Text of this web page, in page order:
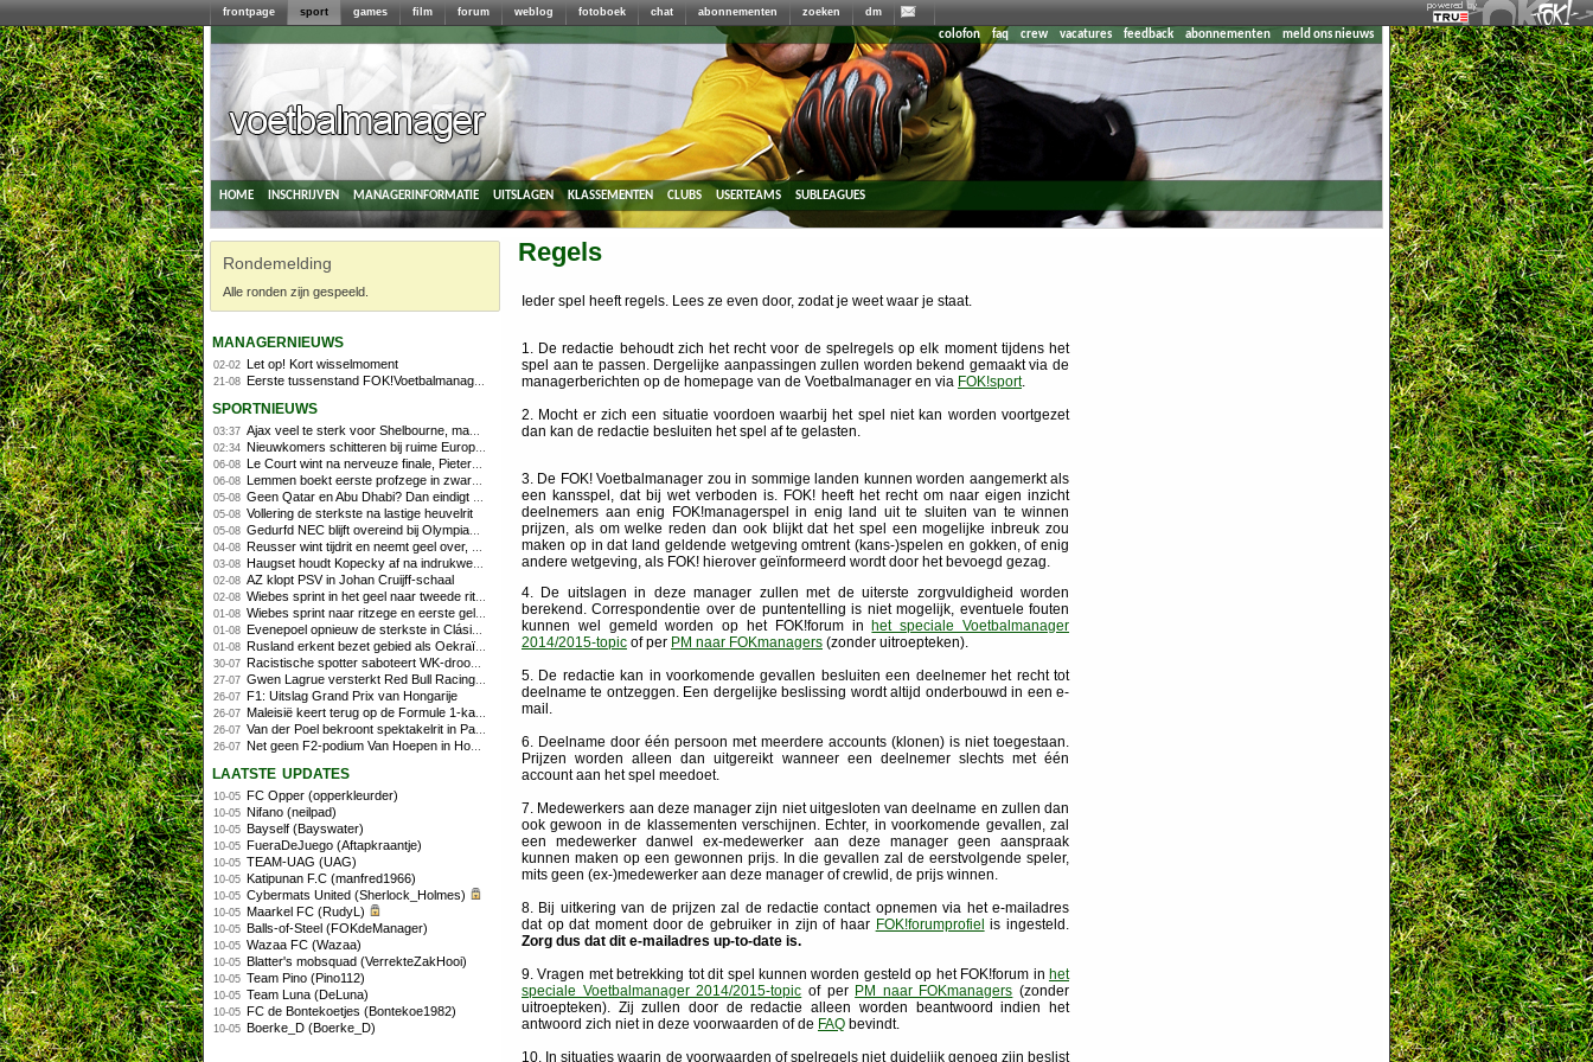
frontpage sport games film forum weblog fotoboek chat abonnementen zoeken dm
colofon faq crew vacatures feedback abonnementen meld ons nieuws
home inschrijven managerinformatie uitslagen klassementen clubs userteams subleagues
Rondemelding
Alle ronden zijn gespeeld.
managernieuws
02-02 Let op! Kort wisselmoment
21-08 Eerste tussenstand FOK!Voetbalmanager 2014/2015
sportnieuws
03:37 Ajax veel te sterk voor Shelbourne, maar houdt schade beperkt
02:34 Nieuwkomers schitteren bij ruime Europese zege FC Twente
06-08 Le Court wint na nerveuze finale, Pieterse derde
06-08 Lemmen boekt eerste profzege in zware Ronde van Polen-rit
05-08 Geen Qatar en Abu Dhabi? Dan eindigt Formule 1-seizoen mogelijk in Europa
05-08 Vollering de sterkste na lastige heuvelrit
05-08 Gedurfd NEC blijft overeind bij Olympiakos
04-08 Reusser wint tijdrit en neemt geel over, Nooijen knap tweede
03-08 Haugset houdt Kopecky af na indrukwekkende solo van 86 kilometer
02-08 AZ klopt PSV in Johan Cruijff-schaal
02-08 Wiebes sprint in het geel naar tweede ritzege
01-08 Wiebes sprint naar ritzege en eerste gele trui in Tour Femmes
01-08 Evenepoel opnieuw de sterkste in Clásica San Sebastián
01-08 Rusland erkent bezet gebied als Oekraïens voor opheffing IOC-schorsing
30-07 Racistische spotter saboteert WK-droom van powerliftster
27-07 Gwen Lagrue versterkt Red Bull Racing vanaf 2027
26-07 F1: Uitslag Grand Prix van Hongarije
26-07 Maleisië keert terug op de Formule 1-kalender in 2026
26-07 Van der Poel bekroont spektakelrit in Parijs met nipte zege; eindzege Pogacar
26-07 Net geen F2-podium Van Hoepen in Hongarije, Leon maakt indruk
laatste updates
10-05 FC Opper (opperkleurder)
10-05 Nifano (neilpad)
10-05 Bayself (Bayswater)
10-05 FueraDeJuego (Aftapkraantje)
10-05 TEAM-UAG (UAG)
10-05 Katipunan F.C (manfred1966)
10-05 Cybermats United (Sherlock_Holmes)
10-05 Maarkel FC (RudyL)
10-05 Balls-of-Steel (FOKdeManager)
10-05 Wazaa FC (Wazaa)
10-05 Blatter's mobsquad (VerrekteZakHooi)
10-05 Team Pino (Pino112)
10-05 Team Luna (DeLuna)
10-05 FC de Bontekoetjes (Bontekoe1982)
10-05 Boerke_D (Boerke_D)
Regels
Ieder spel heeft regels. Lees ze even door, zodat je weet waar je staat.
1. De redactie behoudt zich het recht voor de spelregels op elk moment tijdens het
spel aan te passen. Dergelijke aanpassingen zullen worden bekend gemaakt via de
managerberichten op de homepage van de Voetbalmanager en via FOK!sport.
2. Mocht er zich een situatie voordoen waarbij het spel niet kan worden voortgezet
dan kan de redactie besluiten het spel af te gelasten.
3. De FOK! Voetbalmanager zou in sommige landen kunnen worden aangemerkt als
een kansspel, dat bij wet verboden is. FOK! heeft het recht om naar eigen inzicht
deelnemers aan enig FOK!managerspel in enig land uit te sluiten van te winnen
prijzen, als om welke reden dan ook blijkt dat het spel een mogelijke inbreuk zou
maken op in dat land geldende wetgeving omtrent (kans-)spelen en gokken, of enig
andere wetgeving, als FOK! hierover geïnformeerd wordt door het bevoegd gezag.
4. De uitslagen in deze manager zullen met de uiterste zorgvuldigheid worden
berekend. Correspondentie over de puntentelling is niet mogelijk, eventuele fouten
kunnen wel gemeld worden op het FOK!forum in het speciale Voetbalmanager
2014/2015-topic of per PM naar FOKmanagers (zonder uitroepteken).
5. De redactie kan in voorkomende gevallen besluiten een deelnemer het recht tot
deelname te ontzeggen. Een dergelijke beslissing wordt altijd onderbouwd in een e-
mail.
6. Deelname door één persoon met meerdere accounts (klonen) is niet toegestaan.
Prijzen worden alleen dan uitgereikt wanneer een deelnemer slechts met één
account aan het spel meedoet.
7. Medewerkers aan deze manager zijn niet uitgesloten van deelname en zullen dan
ook gewoon in de klassementen verschijnen. Echter, in voorkomende gevallen, zal
een medewerker danwel ex-medewerker aan deze manager geen aanspraak
kunnen maken op een gewonnen prijs. In die gevallen zal de eerstvolgende speler,
mits geen (ex-)medewerker aan deze manager of crewlid, de prijs winnen.
8. Bij uitkering van de prijzen zal de redactie contact opnemen via het e-mailadres
dat op dat moment door de gebruiker in zijn of haar FOK!forumprofiel is ingesteld.
Zorg dus dat dit e-mailadres up-to-date is.
9. Vragen met betrekking tot dit spel kunnen worden gesteld op het FOK!forum in het
speciale Voetbalmanager 2014/2015-topic of per PM naar FOKmanagers (zonder
uitroepteken). Zij zullen door de redactie alleen worden beantwoord indien het
antwoord zich niet in deze voorwaarden of de FAQ bevindt.
10. In situaties waarin de voorwaarden of spelregels niet duidelijk genoeg zijn beslist